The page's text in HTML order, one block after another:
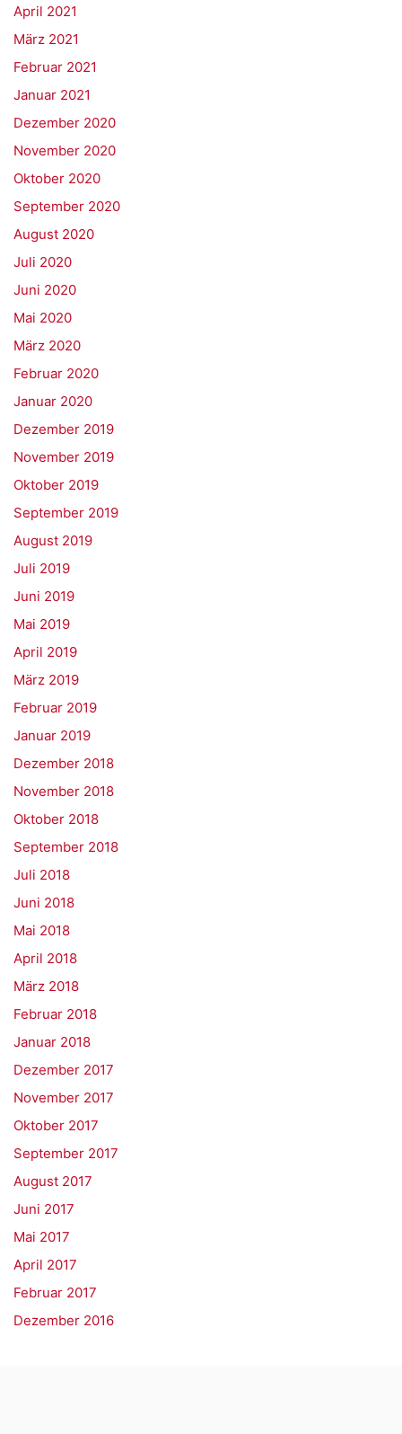
April 2021
März 2021
Februar 2021
Januar 2021
Dezember 2020
November 2020
Oktober 2020
September 2020
August 2020
Juli 2020
Juni 2020
Mai 2020
März 2020
Februar 2020
Januar 2020
Dezember 2019
November 2019
Oktober 2019
September 2019
August 2019
Juli 2019
Juni 2019
Mai 2019
April 2019
März 2019
Februar 2019
Januar 2019
Dezember 2018
November 2018
Oktober 2018
September 2018
Juli 2018
Juni 2018
Mai 2018
April 2018
März 2018
Februar 2018
Januar 2018
Dezember 2017
November 2017
Oktober 2017
September 2017
August 2017
Juni 2017
Mai 2017
April 2017
Februar 2017
Dezember 2016